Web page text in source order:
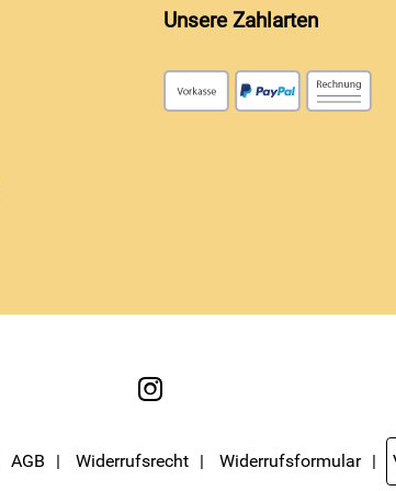
Unsere Zahlarten
AGB Widerrufsrecht Widerrufsformular